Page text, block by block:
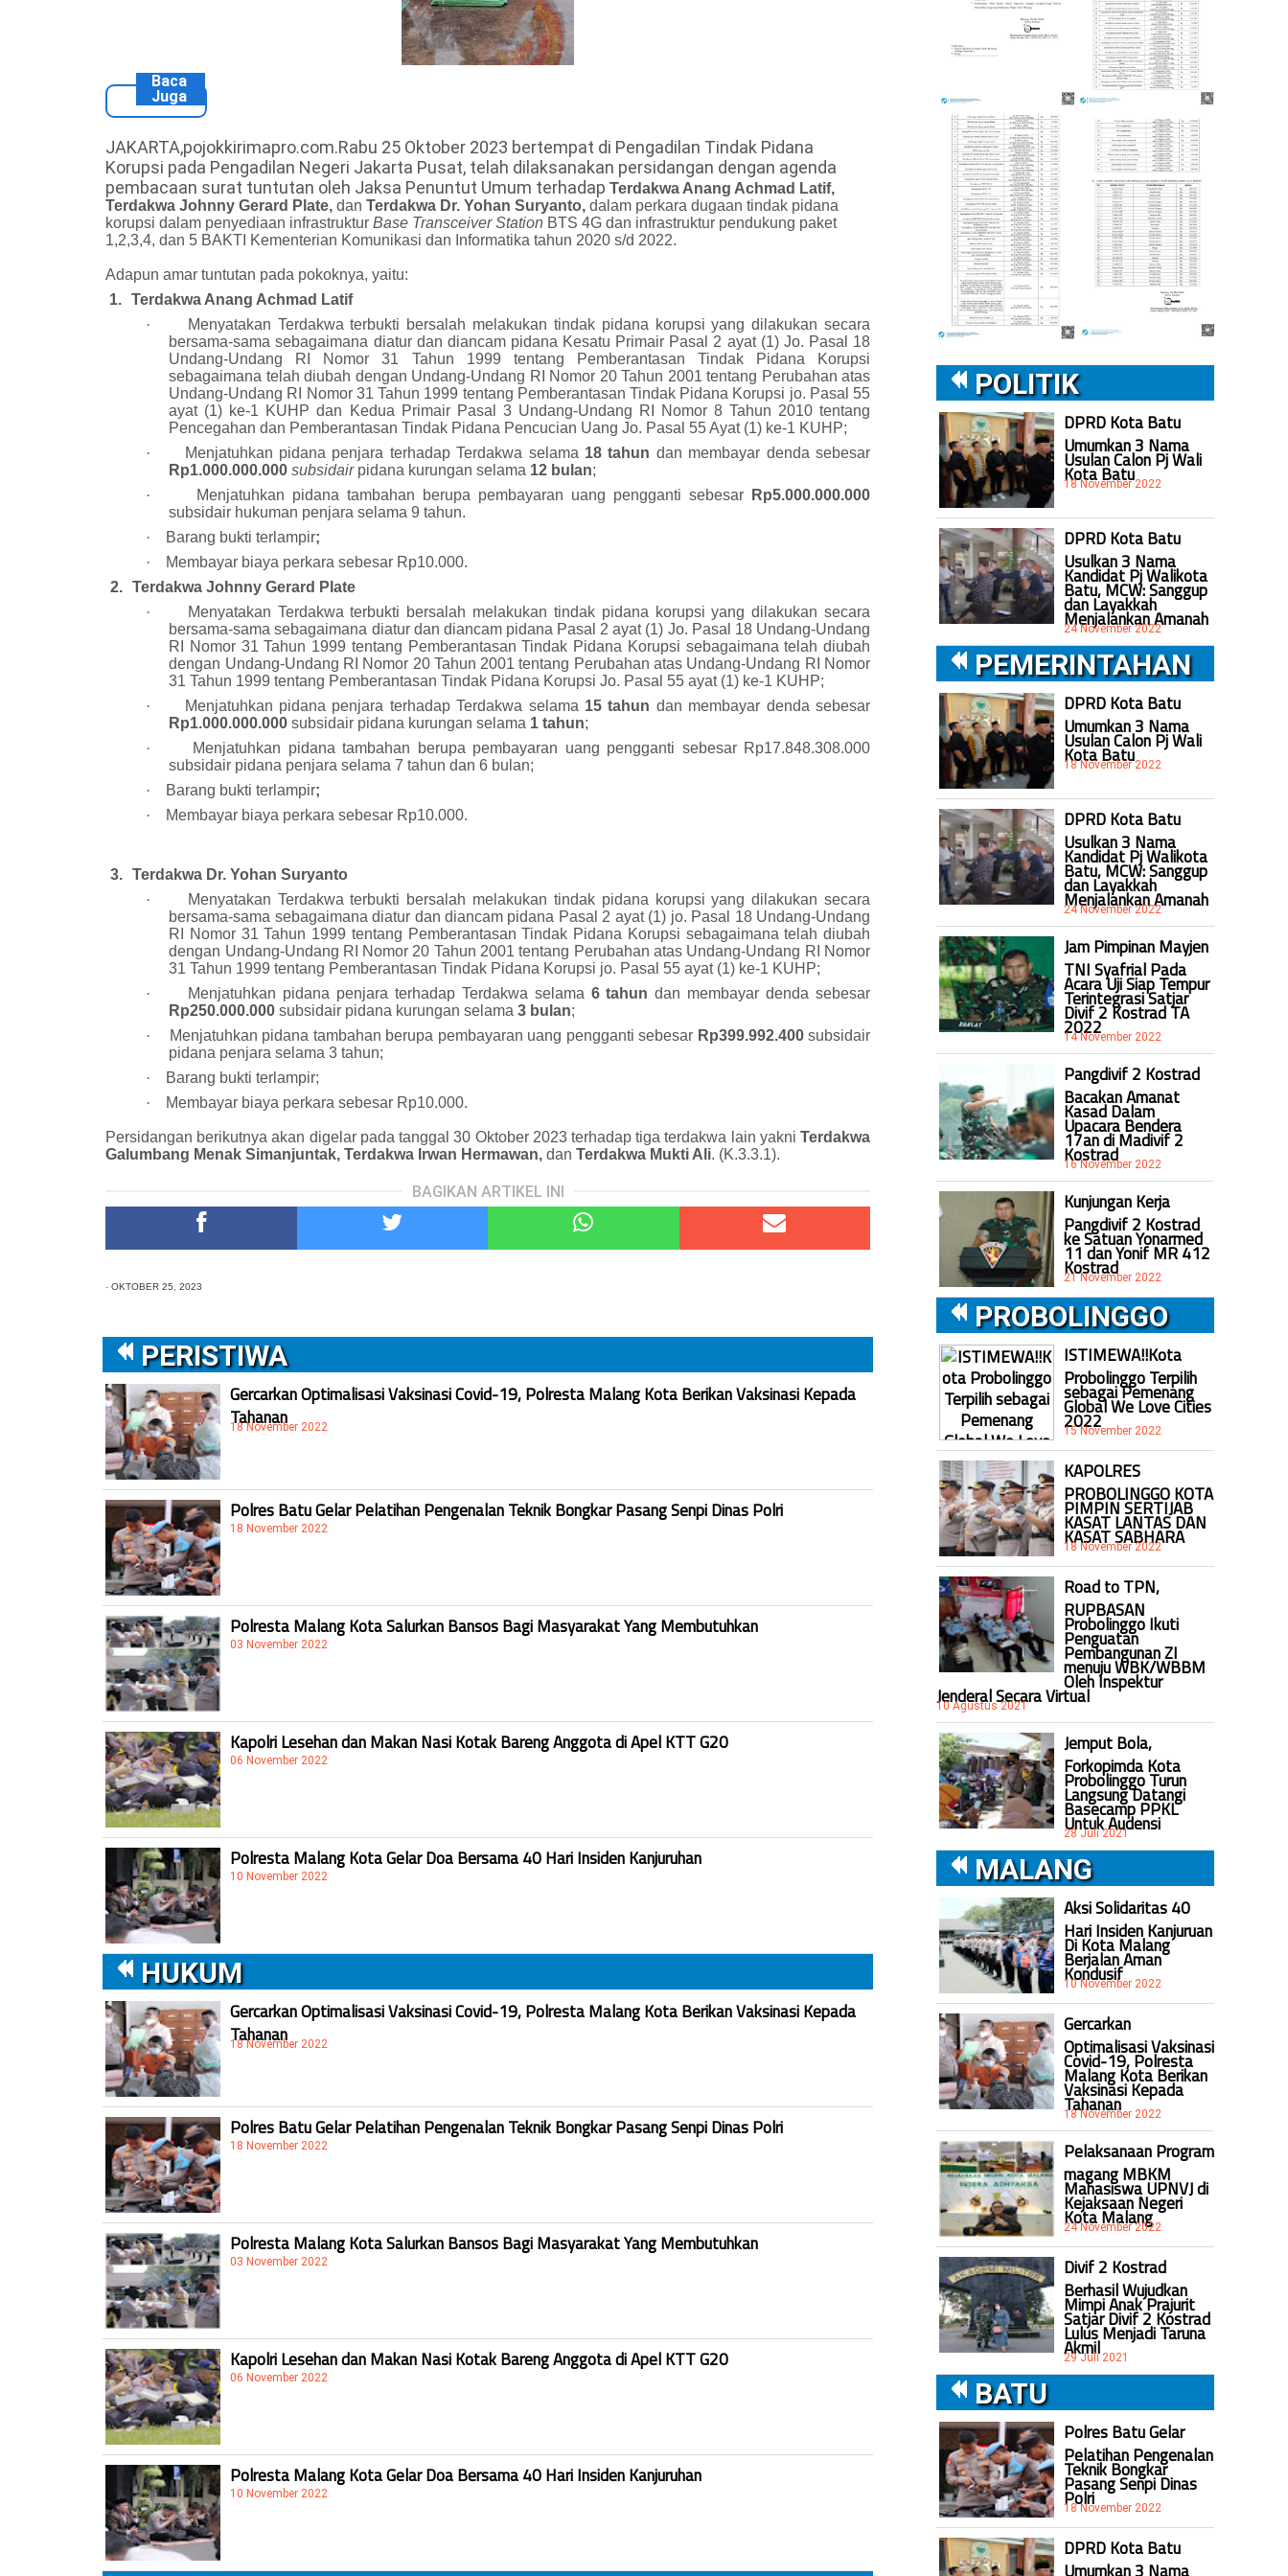
Baca
Juga
JAKARTA,pojokkirimapro.com.Rabu 25 Oktober 2023 bertempat di Pengadilan Tindak Pidana
Korupsi pada Pengadilan Negeri Jakarta Pusat, telah dilaksanakan persidangan dengan agenda
pembacaan surat tuntutan oleh Jaksa Penuntut Umum terhadap Terdakwa Anang Achmad Latif,
Terdakwa Johnny Gerard Plate, dan Terdakwa Dr. Yohan Suryanto, dalam perkara dugaan tindak pidana
korupsi dalam penyediaan infrastruktur Base Transceiver Station BTS 4G dan infrastruktur pendukung paket
1,2,3,4, dan 5 BAKTI Kementerian Komunikasi dan Informatika tahun 2020 s/d 2022.
Adapun amar tuntutan pada pokoknya, yaitu:
1.
Terdakwa Anang Achmad Latif
·
Menyatakan Terdakwa terbukti bersalah melakukan tindak pidana korupsi yang dilakukan secara
bersama-sama sebagaimana diatur dan diancam pidana Kesatu Primair Pasal 2 ayat (1) Jo. Pasal 18
Undang-Undang RI Nomor 31 Tahun 1999 tentang Pemberantasan Tindak Pidana Korupsi
sebagaimana telah diubah dengan Undang-Undang RI Nomor 20 Tahun 2001 tentang Perubahan atas
Undang-Undang RI Nomor 31 Tahun 1999 tentang Pemberantasan Tindak Pidana Korupsi jo. Pasal 55
ayat (1) ke-1 KUHP dan Kedua Primair Pasal 3 Undang-Undang RI Nomor 8 Tahun 2010 tentang
Pencegahan dan Pemberantasan Tindak Pidana Pencucian Uang Jo. Pasal 55 Ayat (1) ke-1 KUHP;
·
Menjatuhkan pidana penjara terhadap Terdakwa selama 18 tahun dan membayar denda sebesar
Rp1.000.000.000 subsidairpidana kurungan selama 12 bulan;
·
Menjatuhkan pidana tambahan berupa pembayaran uang pengganti sebesar
Rp5.000.000.000
subsidair hukuman penjara selama 9 tahun.
·
Barang bukti terlampir;
·
Membayar biaya perkara sebesar Rp10.000.
2.
Terdakwa Johnny Gerard Plate
·
Menyatakan Terdakwa terbukti bersalah melakukan tindak pidana korupsi yang dilakukan secara
bersama-sama sebagaimana diatur dan diancam pidana Pasal 2 ayat (1) Jo. Pasal 18 Undang-Undang
RI Nomor 31 Tahun 1999 tentang Pemberantasan Tindak Pidana Korupsi sebagaimana telah diubah
dengan Undang-Undang RI Nomor 20 Tahun 2001 tentang Perubahan atas Undang-Undang RI Nomor
31 Tahun 1999 tentang Pemberantasan Tindak Pidana Korupsi Jo. Pasal 55 ayat (1) ke-1 KUHP;
·
Menjatuhkan pidana penjara terhadap Terdakwa selama 15 tahun dan membayar denda sebesar
Rp1.000.000.000 subsidair pidana kurungan selama 1 tahun;
·
Menjatuhkan pidana tambahan berupa pembayaran uang pengganti sebesar Rp17.848.308.000
subsidair pidana penjara selama 7 tahun dan 6 bulan;
·
Barang bukti terlampir;
·
Membayar biaya perkara sebesar Rp10.000.
3.
Terdakwa Dr. Yohan Suryanto
·
Menyatakan Terdakwa terbukti bersalah melakukan tindak pidana korupsi yang dilakukan secara
bersama-sama sebagaimana diatur dan diancam pidana Pasal 2 ayat (1) jo. Pasal 18 Undang-Undang
RI Nomor 31 Tahun 1999 tentang Pemberantasan Tindak Pidana Korupsi sebagaimana telah diubah
dengan Undang-Undang RI Nomor 20 Tahun 2001 tentang Perubahan atas Undang-Undang RI Nomor
31 Tahun 1999 tentang Pemberantasan Tindak Pidana Korupsi jo. Pasal 55 ayat (1) ke-1 KUHP;
·
Menjatuhkan pidana penjara terhadap Terdakwa selama 6 tahundan membayar denda sebesar
Rp250.000.000subsidair pidana kurungan selama3 bulan;
·
Menjatuhkan pidana tambahan berupa pembayaran uang pengganti sebesar Rp399.992.400subsidair
pidana penjara selama 3 tahun;
·
Barang bukti terlampir;
·
Membayar biaya perkara sebesar Rp10.000.
Persidangan berikutnya akan digelar pada tanggal 30 Oktober 2023 terhadap tiga terdakwa lain yakni Terdakwa
Galumbang Menak Simanjuntak, Terdakwa Irwan Hermawan, dan Terdakwa Mukti Ali. (K.3.3.1).
BAGIKAN ARTIKEL INI
- OKTOBER 25, 2023
PERISTIWA
Gercarkan Optimalisasi Vaksinasi Covid-19, Polresta Malang Kota Berikan Vaksinasi Kepada
Tahanan
18 November 2022
Polres Batu Gelar Pelatihan Pengenalan Teknik Bongkar Pasang Senpi Dinas Polri
18 November 2022
Polresta Malang Kota Salurkan Bansos Bagi Masyarakat Yang Membutuhkan
03 November 2022
Kapolri Lesehan dan Makan Nasi Kotak Bareng Anggota di Apel KTT G20
06 November 2022
Polresta Malang Kota Gelar Doa Bersama 40 Hari Insiden Kanjuruhan
10 November 2022
HUKUM
Gercarkan Optimalisasi Vaksinasi Covid-19, Polresta Malang Kota Berikan Vaksinasi Kepada
Tahanan
18 November 2022
Polres Batu Gelar Pelatihan Pengenalan Teknik Bongkar Pasang Senpi Dinas Polri
18 November 2022
Polresta Malang Kota Salurkan Bansos Bagi Masyarakat Yang Membutuhkan
03 November 2022
Kapolri Lesehan dan Makan Nasi Kotak Bareng Anggota di Apel KTT G20
06 November 2022
Polresta Malang Kota Gelar Doa Bersama 40 Hari Insiden Kanjuruhan
10 November 2022
POLITIK
DPRD Kota Batu
Umumkan 3 Nama
Usulan Calon Pj Wali
Kota Batu
18 November 2022
DPRD Kota Batu
Usulkan 3 Nama
Kandidat Pj Walikota
Batu, MCW: Sanggup
dan Layakkah
Menjalankan Amanah
24 November 2022
PEMERINTAHAN
DPRD Kota Batu
Umumkan 3 Nama
Usulan Calon Pj Wali
Kota Batu
18 November 2022
DPRD Kota Batu
Usulkan 3 Nama
Kandidat Pj Walikota
Batu, MCW: Sanggup
dan Layakkah
Menjalankan Amanah
24 November 2022
Jam Pimpinan Mayjen
TNI Syafrial Pada
Acara Uji Siap Tempur
Terintegrasi Satjar
Divif 2 Kostrad TA
2022
14 November 2022
Pangdivif 2 Kostrad
Bacakan Amanat
Kasad Dalam
Upacara Bendera
17an di Madivif 2
Kostrad
16 November 2022
Kunjungan Kerja
Pangdivif 2 Kostrad
ke Satuan Yonarmed
11 dan Yonif MR 412
Kostrad
21 November 2022
PROBOLINGGO
ISTIMEWA!!Kota
Probolinggo Terpilih
sebagai Pemenang
Global We Love Cities
2022
15 November 2022
KAPOLRES
PROBOLINGGO KOTA
PIMPIN SERTIJAB
KASAT LANTAS DAN
KASAT SABHARA
18 November 2022
Road to TPN,
RUPBASAN
Probolinggo Ikuti
Penguatan
Pembangunan ZI
menuju WBK/WBBM
Oleh Inspektur
Jenderal Secara Virtual
10 Agustus 2021
Jemput Bola,
Forkopimda Kota
Probolinggo Turun
Langsung Datangi
Basecamp PPKL
Untuk Audensi
28 Juli 2021
MALANG
Aksi Solidaritas 40
Hari Insiden Kanjuruan
Di Kota Malang
Berjalan Aman
Kondusif
10 November 2022
Gercarkan
Optimalisasi Vaksinasi
Covid-19, Polresta
Malang Kota Berikan
Vaksinasi Kepada
Tahanan
18 November 2022
Pelaksanaan Program
magang MBKM
Mahasiswa UPNVJ di
Kejaksaan Negeri
Kota Malang
24 November 2022
Divif 2 Kostrad
Berhasil Wujudkan
Mimpi Anak Prajurit
Satjar Divif 2 Kostrad
Lulus Menjadi Taruna
Akmil
29 Juli 2021
BATU
Polres Batu Gelar
Pelatihan Pengenalan
Teknik Bongkar
Pasang Senpi Dinas
Polri
18 November 2022
DPRD Kota Batu
Umumkan 3 Nama